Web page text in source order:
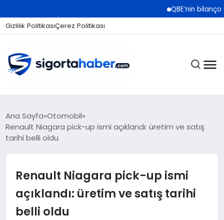
QBE’nin bilanço gücü ve
Gizlilik PolitikasıÇerez Politikası
SIGORTA
EKONOMI
Ana Sayfa Otomobil
Renault Niagara pick-up ismi açıklandı: üretim ve satış
tarihi belli oldu
Renault Niagara pick-up ismi
açıklandı: üretim ve satış tarihi
belli oldu